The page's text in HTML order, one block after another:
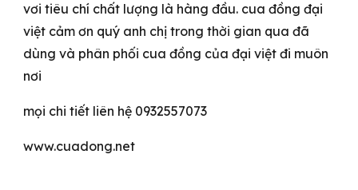
vơi tiêu chí chất lượng là hàng đầu. cua đồng đại
việt cảm ơn quý anh chị trong thời gian qua đã
dùng và phân phối cua đồng của đại việt đi muôn
nơi
mọi chi tiết liên hệ 0932557073
www.cuadong.net